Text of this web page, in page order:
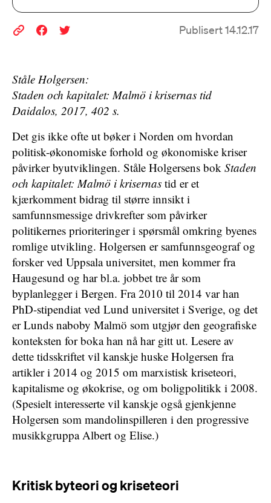
Publisert 14.12.17
Ståle Holgersen:
Staden och kapitalet: Malmö i krisernas tid
Daidalos, 2017, 402 s.
Det gis ikke ofte ut bøker i Norden om hvordan
politisk-økonomiske forhold og økonomiske kriser
påvirker byutviklingen. Ståle Holgersens bok Staden
och kapitalet: Malmö i krisernas tid er et
kjærkomment bidrag til større innsikt i
samfunnsmessige drivkrefter som påvirker
politikernes prioriteringer i spørsmål omkring byenes
romlige utvikling. Holgersen er samfunnsgeograf og
forsker ved Uppsala universitet, men kommer fra
Haugesund og har bl.a. jobbet tre år som
byplanlegger i Bergen. Fra 2010 til 2014 var han
PhD-stipendiat ved Lund universitet i Sverige, og det
er Lunds naboby Malmö som utgjør den geografiske
konteksten for boka han nå har gitt ut. Lesere av
dette tidsskriftet vil kanskje huske Holgersen fra
artikler i 2014 og 2015 om marxistisk kriseteori,
kapitalisme og økokrise, og om boligpolitikk i 2008.
(Spesielt interesserte vil kanskje også gjenkjenne
Holgersen som mandolinspilleren i den progressive
musikkgruppa Albert og Elise.)
Kritisk byteori og kriseteori